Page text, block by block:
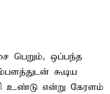
பெறும், ஒப்பந்த
கூடிய
உண்டு என்று கேரளம்